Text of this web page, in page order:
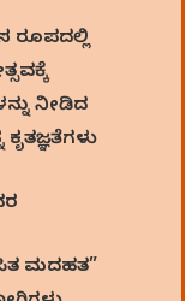
ರೂಪದಲ್ಲಿ
ನೀಡಿದ
ಮದಹತ”